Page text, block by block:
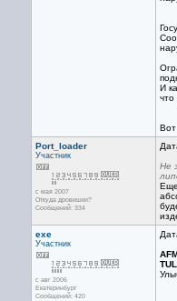
И
что
Вот
Port_loader
Участник
с мая 2007
Откуда дровишки?
Сообщений: 334
Не
exe
Участник
с авг 2006
Екатеринбург
Сообщений: 420
TUL